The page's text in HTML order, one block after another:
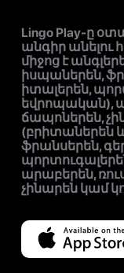
Lingo Play-ը
անգիր անելու
միջոց է
իսպաներեն,
իտալերեն,
եվրոպական),
ճապոներեն,
(բրիտաներեն
ֆրանսերեն,
արաբերեն,
չինարեն կամ